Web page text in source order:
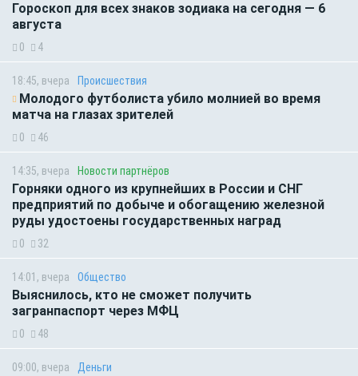
Гороскоп для всех знаков зодиака на сегодня — 6
августа
0 4
18:45, вчера Происшествия
Молодого футболиста убило молнией во время
матча на глазах зрителей
0 46
14:35, вчера Новости партнёров
Горняки одного из крупнейших в России и СНГ
предприятий по добыче и обогащению железной
руды удостоены государственных наград
0 32
14:01, вчера Общество
Выяснилось, кто не сможет получить
загранпаспорт через МФЦ
0 48
09:00, вчера Деньги